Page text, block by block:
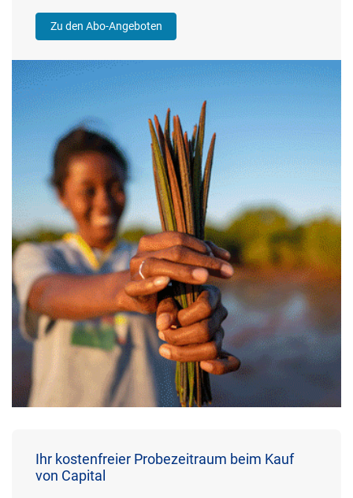
Zu den Abo-Angeboten
Ihr kostenfreier Probezeitraum beim Kauf
von Capital